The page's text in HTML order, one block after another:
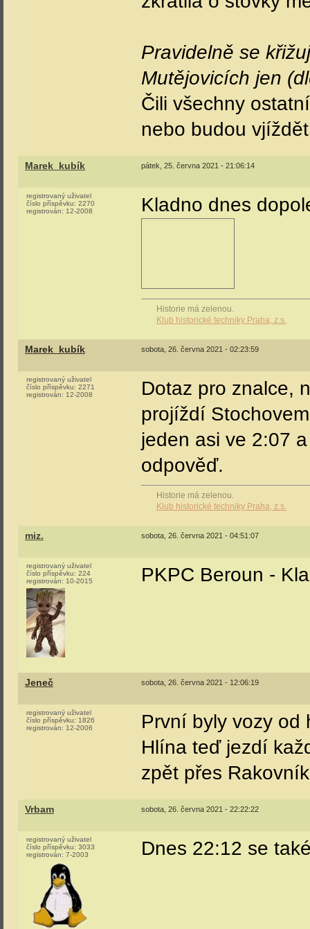
Pravidelně se
Mutějovicích jen
Čili všechny
nebo budou
Marek_kubík pátek, 25. června 2021 - 21:06:14
registrovaný uživatel
číslo příspěvku: 2270
registrován: 12-2008 Kladno dnes
Historie má zelenou.
Klub historické techniky Praha, z.s.
Marek_kubík sobota, 26. června 2021 - 02:23:59
registrovaný uživatel
číslo příspěvku: 2271
registrován: 12-2008
Dotaz pro znalce,
projíždí
jeden asi ve 2:07
odpověď.
Historie má zelenou.
Klub historické techniky Praha, z.s.
miz. sobota, 26. června 2021 - 04:51:07
registrovaný uživatel
číslo příspěvku: 224
registrován: 10-2015 PKPC Beroun -
Jeneč sobota, 26. června 2021 - 12:06:19
registrovaný uživatel
číslo příspěvku: 1826
registrován: 12-2006
První byly vozy od
Hlína teď jezdí
zpět přes
Vrbam sobota, 26. června 2021 - 22:22:22
registrovaný uživatel
číslo příspěvku: 3033
registrován: 7-2003 Dnes 22:12 se